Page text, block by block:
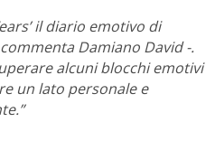
il diario emotivo di
Damiano David -.
alcuni blocchi emotivi
un lato personale e